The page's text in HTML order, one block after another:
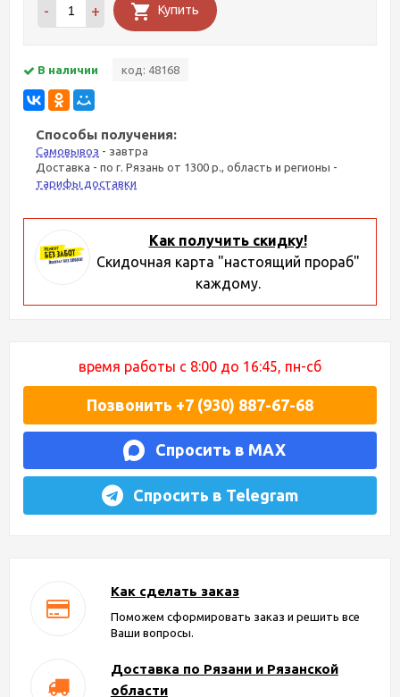
- + Купить
В наличии код: 48168
Способы получения:
Самовывоз - завтра
Доставка - по г. Рязань от 1300 р., область и регионы -
тарифы доставки
Как получить скидку!
Скидочная карта "настоящий прораб"
каждому.
время работы с 8:00 до 16:45, пн-сб
Позвонить +7 (930) 887-67-68
Спросить в MAX
Спросить в Telegram
Как сделать заказ
Поможем сформировать заказ и решить все
Ваши вопросы.
Доставка по Рязани и Рязанской
области